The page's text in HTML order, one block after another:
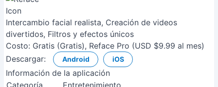
Intercambio facial realista, Creación de videos
divertidos, Filtros y efectos únicos
Costo: Gratis (Gratis), Reface Pro (USD $9.99 al mes)
Descargar:
Android iOS
Información de la aplicación
Categoría
Entretenimiento